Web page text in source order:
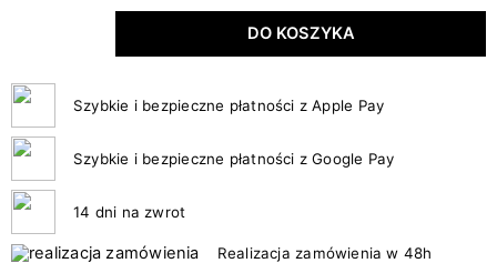
DO KOSZYKA
Szybkie i bezpieczne płatności z Apple Pay
Szybkie i bezpieczne płatności z Google Pay
14 dni na zwrot
Realizacja zamówienia w 48h